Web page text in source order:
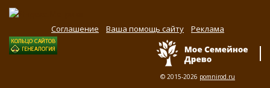
Соглашение Ваша помощь сайту Реклама
© 2015-2026 pomnirod.ru